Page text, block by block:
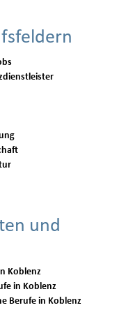
und
für Finanzen / Controlling / Steuern in Koblenz
Jobs für Bildung / Erziehung / Soziale Berufe in Koblenz
Jobs für Handwerk / gewerblich-technische Berufe in Koblenz